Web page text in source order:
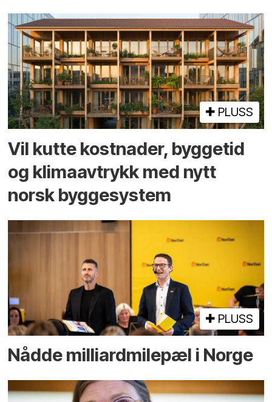
PLUSS
Vil kutte kostnader, byggetid
og klima­avtrykk med nytt
norsk bygge­system
PLUSS
Nådde milliard­­milepæl i Norge